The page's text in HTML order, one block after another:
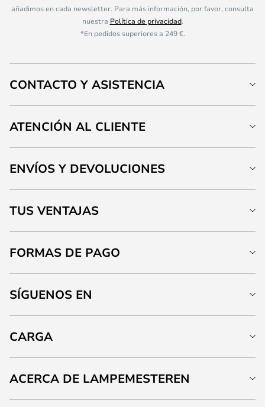
añadimos en cada newsletter. Para más información, por favor, consulta
nuestra Política de privacidad.
*En pedidos superiores a 249 €.
CONTACTO Y ASISTENCIA
ATENCIÓN AL CLIENTE
ENVÍOS Y DEVOLUCIONES
TUS VENTAJAS
FORMAS DE PAGO
SÍGUENOS EN
CARGA
ACERCA DE LAMPEMESTEREN